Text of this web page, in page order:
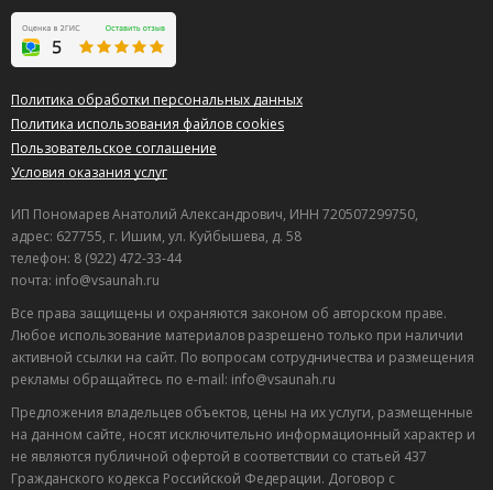
Политика обработки персональных данных
Политика использования файлов cookies
Пользовательское соглашение
Условия оказания услуг
ИП Пономарев Анатолий Александрович, ИНН 720507299750,
адрес: 627755, г. Ишим, ул. Куйбышева, д. 58
телефон: 8 (922) 472-33-44
почта: info@vsaunah.ru
Все права защищены и охраняются законом об авторском праве.
Любое использование материалов разрешено только при наличии
активной ссылки на сайт. По вопросам сотрудничества и размещения
рекламы обращайтесь по e-mail: info@vsaunah.ru
Предложения владельцев объектов, цены на их услуги, размещенные
на данном сайте, носят исключительно информационный характер и
не являются публичной офертой в соответствии со статьей 437
Гражданского кодекса Российской Федерации. Договор с